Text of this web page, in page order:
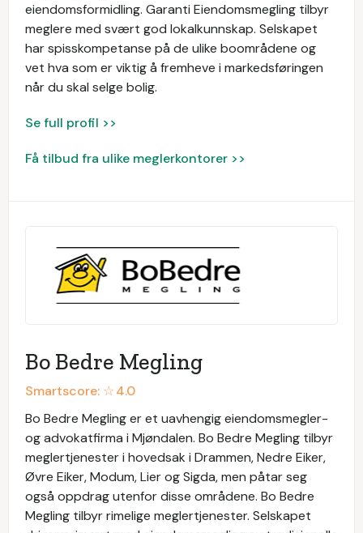
eiendomsformidling. Garanti Eiendomsmegling tilbyr
meglere med svært god lokalkunnskap. Selskapet
har spisskompetanse på de ulike boområdene og
vet hva som er viktig å fremheve i markedsføringen
når du skal selge bolig.
Se full profil >>
Få tilbud fra ulike meglerkontorer >>
Bo Bedre Megling
Smartscore: ☆4.0
Bo Bedre Megling er et uavhengig eiendomsmegler-
og advokatfirma i Mjøndalen. Bo Bedre Megling tilbyr
meglertjenester i hovedsak i Drammen, Nedre Eiker,
Øvre Eiker, Modum, Lier og Sigda, men påtar seg
også oppdrag utenfor disse områdene. Bo Bedre
Megling tilbyr rimelige meglertjenester. Selskapet